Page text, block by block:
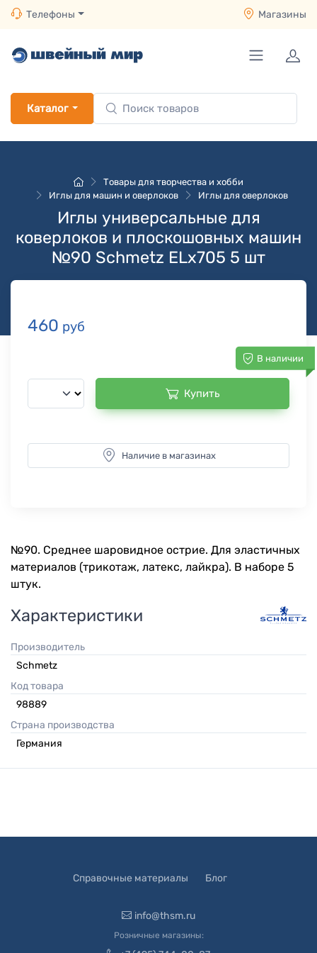
Телефоны Магазины
Каталог
Товары для творчества и хобби
Иглы для машин и оверлоков
Иглы для оверлоков
Иглы универсальные для
коверлоков и плоскошовных машин
№90 Schmetz ELx705 5 шт
460 руб
В наличии
Купить
Наличие в магазинах
№90. Среднее шаровидное острие. Для эластичных
материалов (трикотаж, латекс, лайкра). В наборе 5
штук.
Характеристики
Производитель
Schmetz
Код товара
98889
Страна производства
Германия
Справочные материалы Блог
info@thsm.ru
Розничные магазины: